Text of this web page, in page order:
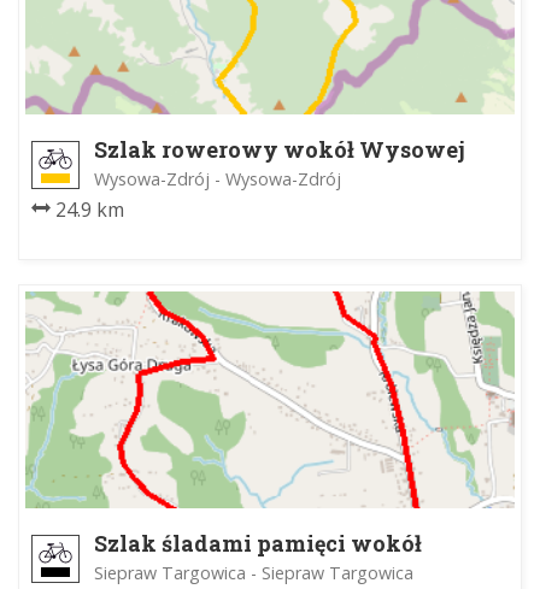
Szlak rowerowy wokół Wysowej
Wysowa-Zdrój - Wysowa-Zdrój
24.9 km
Szlak śladami pamięci wokół
Sieprawia cz.2
Siepraw Targowica - Siepraw Targowica